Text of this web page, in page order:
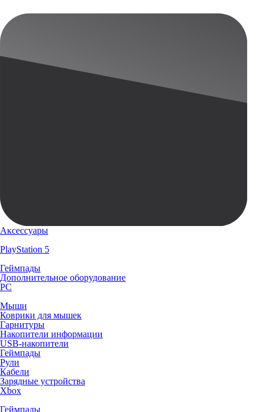
Аксессуары
PlayStation 5
Геймпады
Дополнительное оборудование
PC
Мыши
Коврики для мышек
Гарнитуры
Накопители информации
USB-накопители
Геймпады
Рули
Кабели
Зарядные устройства
Xbox
Геймпады